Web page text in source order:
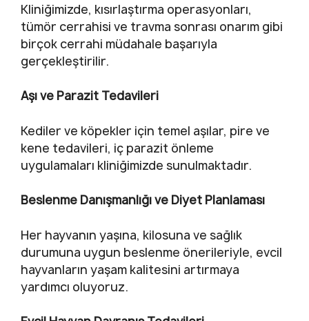
Kliniğimizde, kısırlaştırma operasyonları,
tümör cerrahisi ve travma sonrası onarım gibi
birçok cerrahi müdahale başarıyla
gerçekleştirilir.
Aşı ve Parazit Tedavileri
Kediler ve köpekler için temel aşılar, pire ve
kene tedavileri, iç parazit önleme
uygulamaları kliniğimizde sunulmaktadır.
Beslenme Danışmanlığı ve Diyet Planlaması
Her hayvanın yaşına, kilosuna ve sağlık
durumuna uygun beslenme önerileriyle, evcil
hayvanların yaşam kalitesini artırmaya
yardımcı oluyoruz.